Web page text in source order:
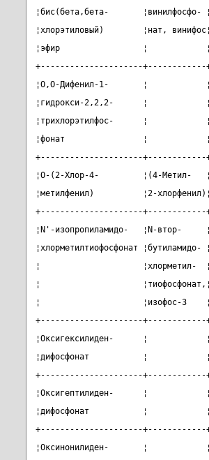
¦бис(бета,бета-
¦хлорэтиловый)        ¦нат,
¦эфир                 ¦
+---------------------+------------
¦О,О-Дифенил-1-       ¦
¦гидрокси-2,2,2-      ¦
¦трихлорэтилфос-      ¦
¦фонат                ¦
+---------------------+------------
¦О-(2-Хлор-4-         ¦(4-Метил-
¦метилфенил)          ¦2-
+---------------------+------------
¦N'-изопропиламидо-   ¦N-
¦хлорметилтиофосфонат
¦
¦
¦                     ¦изофос-3
+---------------------+------------
¦Оксигексилиден-      ¦
¦дифосфонат           ¦
+---------------------+------------
¦Оксигептилиден-      ¦
¦дифосфонат           ¦
+---------------------+------------
¦Оксинонилиден-       ¦